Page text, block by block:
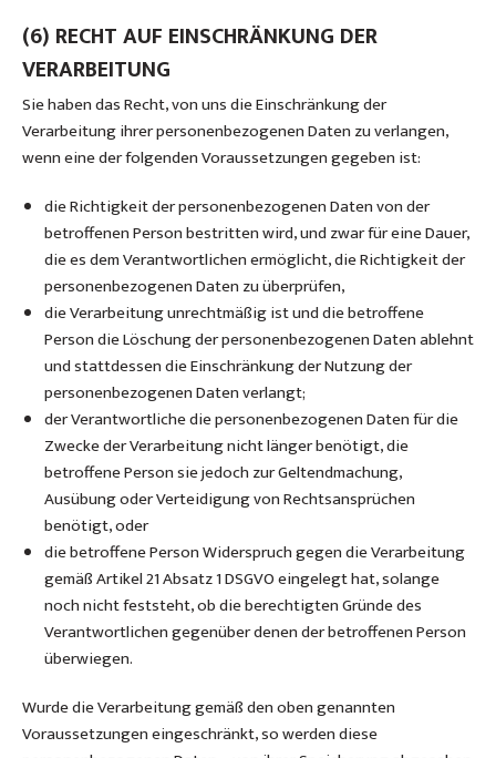
(6) RECHT AUF EINSCHRÄNKUNG DER
VERARBEITUNG
Sie haben das Recht, von uns die Einschränkung der
Verarbeitung ihrer personenbezogenen Daten zu verlangen,
wenn eine der folgenden Voraussetzungen gegeben ist:
die Richtigkeit der personenbezogenen Daten von der
betroffenen Person bestritten wird, und zwar für eine Dauer,
die es dem Verantwortlichen ermöglicht, die Richtigkeit der
personenbezogenen Daten zu überprüfen,
die Verarbeitung unrechtmäßig ist und die betroffene
Person die Löschung der personenbezogenen Daten ablehnt
und stattdessen die Einschränkung der Nutzung der
personenbezogenen Daten verlangt;
der Verantwortliche die personenbezogenen Daten für die
Zwecke der Verarbeitung nicht länger benötigt, die
betroffene Person sie jedoch zur Geltendmachung,
Ausübung oder Verteidigung von Rechtsansprüchen
benötigt, oder
die betroffene Person Widerspruch gegen die Verarbeitung
gemäß Artikel 21 Absatz 1 DSGVO eingelegt hat, solange
noch nicht feststeht, ob die berechtigten Gründe des
Verantwortlichen gegenüber denen der betroffenen Person
überwiegen.
Wurde die Verarbeitung gemäß den oben genannten
Voraussetzungen eingeschränkt, so werden diese